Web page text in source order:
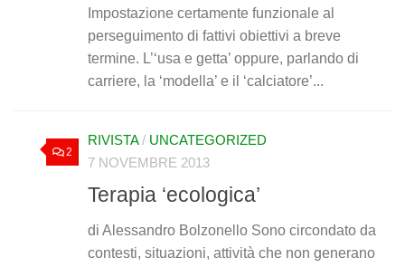
Impostazione certamente funzionale al
perseguimento di fattivi obiettivi a breve
termine. L’‘usa e getta’ oppure, parlando di
carriere, la ‘modella’ e il ‘calciatore’...
2
RIVISTA/ UNCATEGORIZED
7 NOVEMBRE 2013
Terapia ‘ecologica’
di Alessandro Bolzonello Sono circondato da
contesti, situazioni, attività che non generano